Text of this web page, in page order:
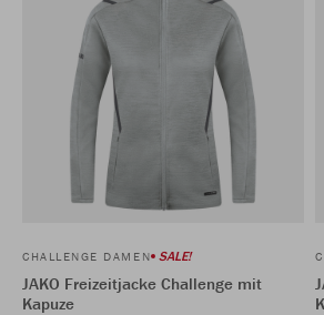
CHALLENGE DAMEN SALE!
JAKO Freizeitjacke Challenge mit
Kapuze